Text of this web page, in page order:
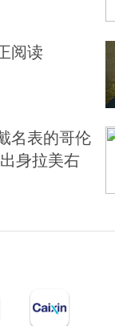
阅读
名表的哥伦
身拉美右